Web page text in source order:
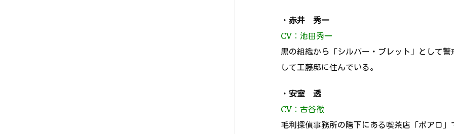
・ 赤井 秀一
CV：池田秀一
黒の組織から「シルバー・ブレット」として
して工藤邸に住んでいる。
・ 安室 透
CV：古谷徹
毛利探偵事務所の階下にある喫茶店「ポアロ